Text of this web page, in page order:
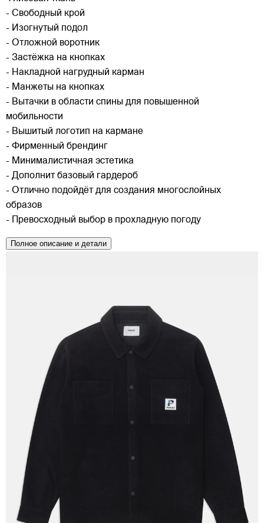
- Свободный крой
- Изогнутый подол
- Отложной воротник
- Застёжка на кнопках
- Накладной нагрудный карман
- Манжеты на кнопках
- Вытачки в области спины для повышенной
мобильности
- Вышитый логотип на кармане
- Фирменный брендинг
- Минималистичная эстетика
- Дополнит базовый гардероб
- Отлично подойдёт для создания многослойных
образов
- Превосходный выбор в прохладную погоду
Полное описание и детали